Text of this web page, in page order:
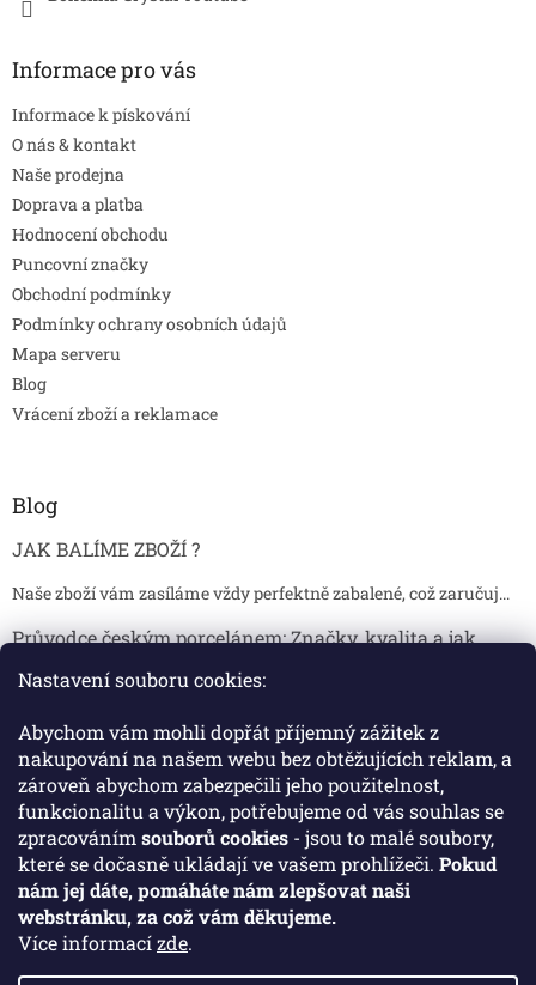
Nastavení souboru cookies:
Abychom vám mohli dopřát příjemný zážitek z
nakupování na našem webu bez obtěžujících reklam, a
zároveň abychom zabezpečili jeho použitelnost,
funkcionalitu a výkon, potřebujeme od vás souhlas se
zpracováním souborů cookies - jsou to malé soubory,
které se dočasně ukládají ve vašem prohlížeči. Pokud
nám jej dáte, pomáháte nám zlepšovat naši
webstránku, za což vám děkujeme.
Více informacízde.
Informace pro vás
Informace k pískování
O nás & kontakt
Naše prodejna
Doprava a platba
Hodnocení obchodu
Puncovní značky
Obchodní podmínky
Podmínky ochrany osobních údajů
Mapa serveru
Blog
Vrácení zboží a reklamace
Blog
JAK BALÍME ZBOŽÍ ?
Naše zboží vám zasíláme vždy perfektně zabalené, což zaručuj...
Průvodce českým porcelánem: Značky, kvalita a jak
Jak skladovat broušené sklenice, aby se nepoškodily?
Broušené sklenice jsou symbolem elegance, tradice a luxusu. ...
Facebook